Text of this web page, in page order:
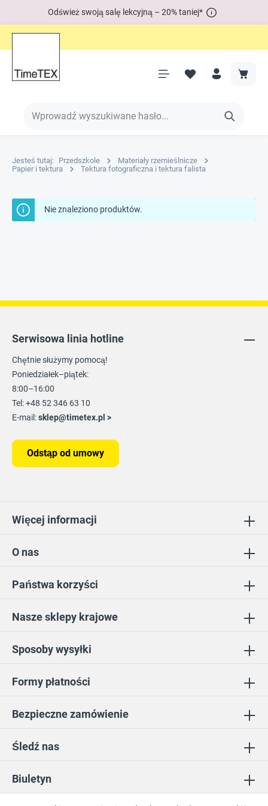
Odśwież swoją salę lekcyjną – 20% taniej*
Jesteś tutaj: Przedszkole
Materiały rzemieślnicze
Papier i tektura
Tektura fotograficzna i tektura falista
Nie znaleziono produktów.
Śledź nas
Państwa korzyści
Nasze sklepy krajowe
Bezpieczne zamówienie
O nas
Biuletyn
Serwisowa linia hotline
Chętnie służymy pomocą!
Poniedziałek–piątek:
8:00–16:00
Tel: +48 52 346 63 10
E-mail:sklep@timetex.pl >
Odstąp od umowy
Więcej informacji
Formy płatności
Sposoby wysyłki